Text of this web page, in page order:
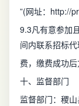
”(网址：http://
9.3凡有意参加
间内联系招标
费，缴费成功后
十、监督部门
监督部门：稷